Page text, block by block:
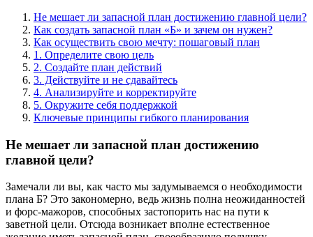
Не мешает ли запасной план достижению главной цели?
Как создать запасной план «Б» и зачем он нужен?
Как осуществить свою мечту: пошаговый план
1. Определите свою цель
2. Создайте план действий
3. Действуйте и не сдавайтесь
4. Анализируйте и корректируйте
5. Окружите себя поддержкой
Ключевые принципы гибкого планирования
Не мешает ли запасной план достижению
главной цели?
Замечали ли вы, как часто мы задумываемся о необходимости
плана Б? Это закономерно, ведь жизнь полна неожиданностей
и форс-мажоров, способных застопорить нас на пути к
заветной цели. Отсюда возникает вполне естественное